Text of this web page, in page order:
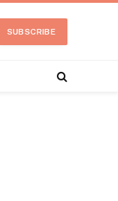
SUBSCRIBE